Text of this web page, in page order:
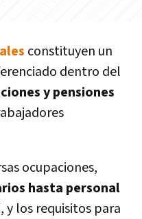
constituyen un
dentro del
y pensiones
ocupaciones,
hasta personal
, y los requisitos para